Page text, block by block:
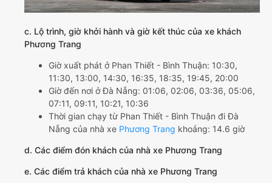
c. Lộ trình, giờ khởi hành và giờ kết thúc của xe khách
Phương Trang
Giờ xuất phát ở Phan Thiết - Bình Thuận: 10:30,
11:30, 13:00, 14:30, 16:35, 18:35, 19:45, 20:00
Giờ đến nơi ở Đà Nẵng: 01:06, 02:06, 03:36, 05:06,
07:11, 09:11, 10:21, 10:36
Thời gian chạy từ Phan Thiết - Bình Thuận đi Đà
Nẵng của nhà xe Phương Trang khoảng: 14.6 giờ
d. Các điểm đón khách của nhà xe Phương Trang
e. Các điểm trả khách của nhà xe Phương Trang